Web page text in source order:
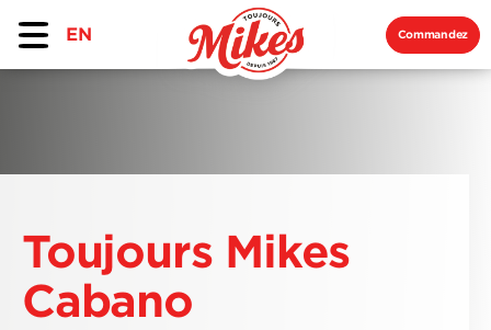
EN Commandez
Toujours Mikes
Cabano